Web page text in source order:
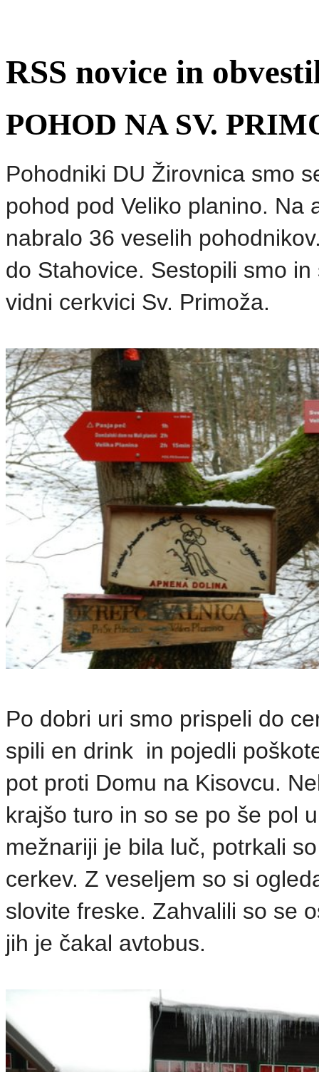
RSS novice in
POHOD NA SV.
Pohodniki DU Žirovnica smo
pohod pod Veliko planino. Na
nabralo 36 veselih
do Stahovice. Sestopili smo
vidni cerkvici Sv. Primoža.
Po dobri uri smo prispeli do
spili en drink in pojedli
pot proti Domu na Kisovcu.
krajšo turo in so se po še pol
mežnariji je bila luč, potrkali
cerkev. Z veseljem so si
slovite freske. Zahvalili so se
jih je čakal avtobus.